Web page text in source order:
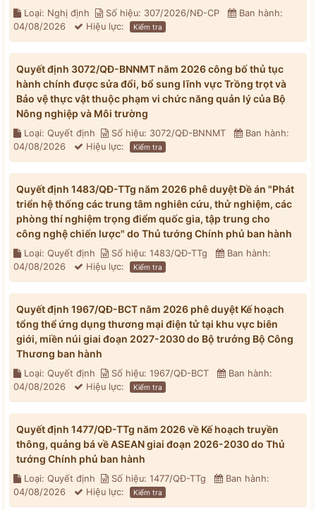
Loại: Nghị định Số hiệu: 307/2026/NĐ-CP
Ban hành:
04/08/2026
Hiệu lực: Kiểm tra
Quyết định 3072/QĐ-BNNMT năm 2026 công bố thủ tục
hành chính được sửa đổi, bổ sung lĩnh vực Trồng trọt và
Bảo vệ thực vật thuộc phạm vi chức năng quản lý của Bộ
Nông nghiệp và Môi trường
Loại: Quyết định Số hiệu: 3072/QĐ-BNNMT
Ban hành:
04/08/2026
Hiệu lực: Kiểm tra
Quyết định 1483/QĐ-TTg năm 2026 phê duyệt Đề án "Phát
triển hệ thống các trung tâm nghiên cứu, thử nghiệm, các
phòng thí nghiệm trọng điểm quốc gia, tập trung cho
công nghệ chiến lược" do Thủ tướng Chính phủ ban hành
Loại: Quyết định Số hiệu: 1483/QĐ-TTg
Ban hành:
04/08/2026
Hiệu lực: Kiểm tra
Quyết định 1967/QĐ-BCT năm 2026 phê duyệt Kế hoạch
tổng thể ứng dụng thương mại điện tử tại khu vực biên
giới, miền núi giai đoạn 2027-2030 do Bộ trưởng Bộ Công
Thương ban hành
Loại: Quyết định Số hiệu: 1967/QĐ-BCT
Ban hành:
04/08/2026
Hiệu lực: Kiểm tra
Quyết định 1477/QĐ-TTg năm 2026 về Kế hoạch truyền
thông, quảng bá về ASEAN giai đoạn 2026-2030 do Thủ
tướng Chính phủ ban hành
Loại: Quyết định Số hiệu: 1477/QĐ-TTg
Ban hành:
04/08/2026
Hiệu lực: Kiểm tra